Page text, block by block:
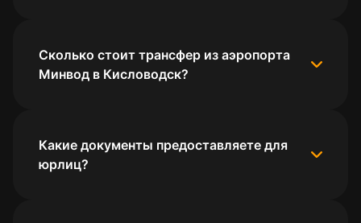
Сколько стоит трансфер из аэропорта
Минвод в Кисловодск?
Какие документы предоставляете для
юрлиц?